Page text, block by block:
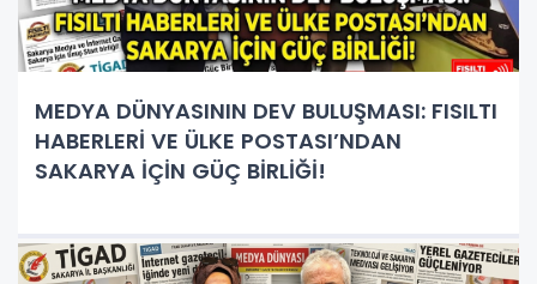
MEDYA DÜNYASININ DEV BULUŞMASI: FISILTI
HABERLERİ VE ÜLKE POSTASI’NDAN
SAKARYA İÇİN GÜÇ BİRLİĞİ!